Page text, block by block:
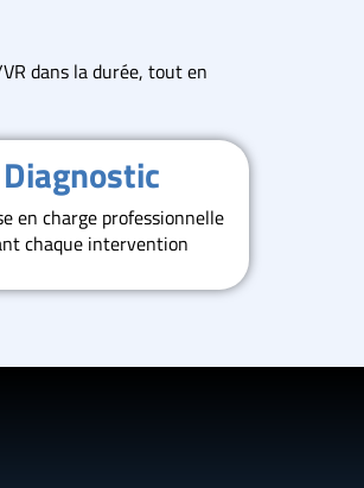
dans la durée, tout en
Diagnostic
en charge professionnelle
chaque intervention